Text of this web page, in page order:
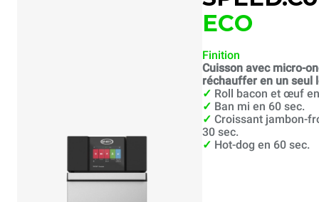
ECO
Finition
Cuisson avec micro-
réchauffer en un seul
✓ Roll bacon et œuf
✓ Ban mi en 60 sec.
✓ Croissant jambon-
30 sec.
✓ Hot-dog en 60 sec.